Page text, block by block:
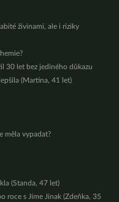
živinami, ale i riziky
30 let bez jediného důkazu
(Martina, 41 let)
měla vypadat?
(Standa, 47 let)
roce s Jíme Jinak (Zdeňka, 35